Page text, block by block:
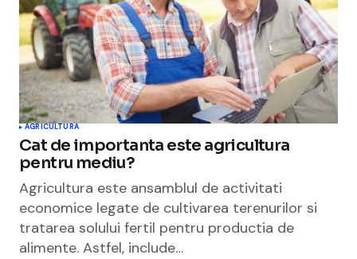
AGRICULTURA
Cat de importanta este agricultura
pentru mediu?
Agricultura este ansamblul de activitati
economice legate de cultivarea terenurilor si
tratarea solului fertil pentru productia de
alimente. Astfel, include…